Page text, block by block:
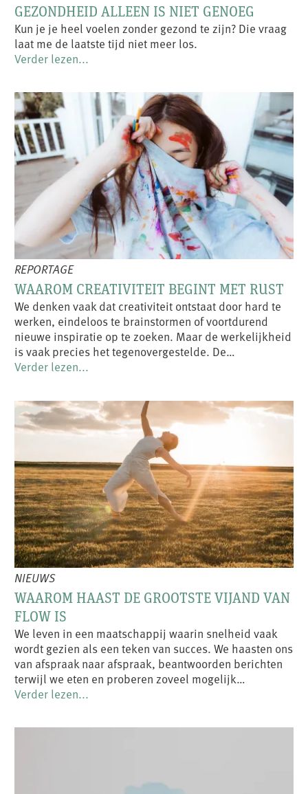
GEZONDHEID ALLEEN IS NIET GENOEG
Kun je je heel voelen zonder gezond te zijn? Die vraag
laat me de laatste tijd niet meer los.
Verder lezen...
REPORTAGE
WAAROM CREATIVITEIT BEGINT MET RUST
We denken vaak dat creativiteit ontstaat door hard te
werken, eindeloos te brainstormen of voortdurend
nieuwe inspiratie op te zoeken. Maar de werkelijkheid
is vaak precies het tegenovergestelde. De…
Verder lezen...
NIEUWS
WAAROM HAAST DE GROOTSTE VIJAND VAN
FLOW IS
We leven in een maatschappij waarin snelheid vaak
wordt gezien als een teken van succes. We haasten ons
van afspraak naar afspraak, beantwoorden berichten
terwijl we eten en proberen zoveel mogelijk…
Verder lezen...